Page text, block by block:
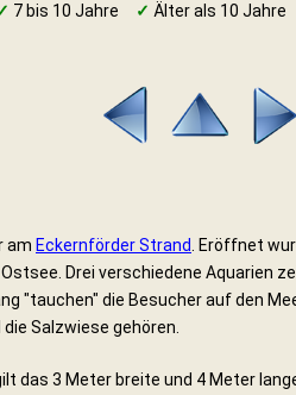
7 bis 10 Jahre ✓ Älter als 10 Jahre
am Eckernförder Strand
. Eröffnet
Drei verschiedene Aquarien
"tauchen" die Besucher auf den
Salzwiese gehören.
das 3 Meter breite und 4 Meter